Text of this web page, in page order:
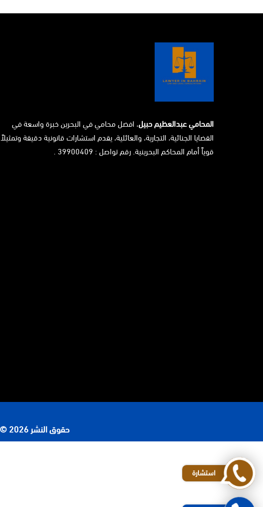
المحامي عبدالعظيم حبيل، افضل محامي في البحرين خبرة واسعة في
القضايا الجنائية، التجارية، والعائلية، يقدم استشارات قانونية دقيقة وتمثيلاً
قوياً أمام المحاكم البحرينية. رقم تواصل : 39900409 .
حقوق النشر 2026 © جميع الحقوق محفوظة
استشارة
افضل مكاتب المحاماة في الرياض
محامي شركات في الرياض
المحامي محمد الزعابي